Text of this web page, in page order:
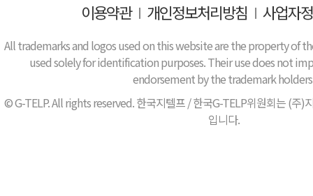
이용약관I 개인정보처리방침 I 사업자
All trademarks and logos used on this website are the property of
used solely for identification purposes. Their use does not
endorsement by the trademark
© G-TELP. All rights reserved. 한국지텔프 / 한국G-TELP위원회는 (주)
입니다.